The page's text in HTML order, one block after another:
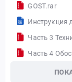
GOST.rar
Часть 3
Часть 4